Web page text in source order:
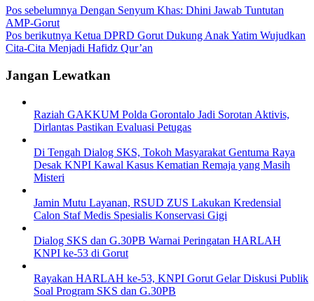
Pos sebelumnya Dengan Senyum Khas: Dhini Jawab Tuntutan
AMP-Gorut
Pos berikutnya Ketua DPRD Gorut Dukung Anak Yatim Wujudkan
Cita-Cita Menjadi Hafidz Qur’an
Jangan Lewatkan
Raziah GAKKUM Polda Gorontalo Jadi Sorotan Aktivis,
Dirlantas Pastikan Evaluasi Petugas
Di Tengah Dialog SKS, Tokoh Masyarakat Gentuma Raya
Desak KNPI Kawal Kasus Kematian Remaja yang Masih
Misteri
Jamin Mutu Layanan, RSUD ZUS Lakukan Kredensial
Calon Staf Medis Spesialis Konservasi Gigi
Dialog SKS dan G.30PB Warnai Peringatan HARLAH
KNPI ke-53 di Gorut
Rayakan HARLAH ke-53, KNPI Gorut Gelar Diskusi Publik
Soal Program SKS dan G.30PB